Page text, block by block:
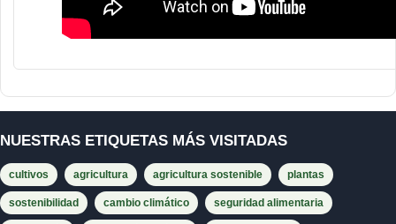
NUESTRAS ETIQUETAS MÁS VISITADAS
cultivos agricultura agricultura sostenible plantas
sostenibilidad cambio climático seguridad alimentaria